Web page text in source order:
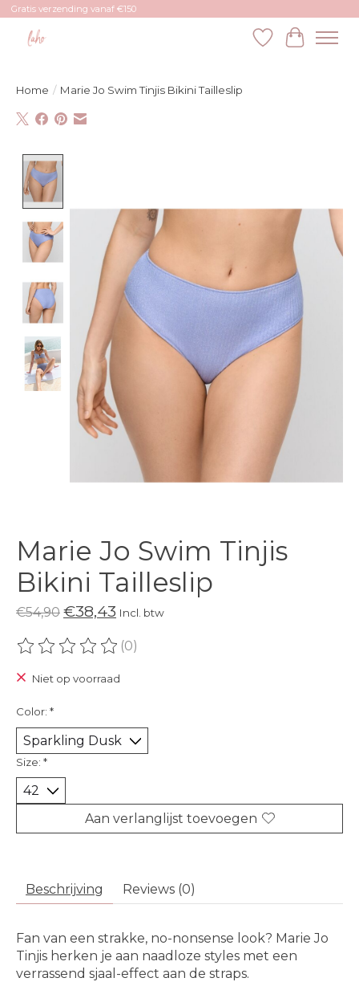
Gratis verzending vanaf €150
Verlanglijst
Home / Marie Jo Swim Tinjis Bikini Tailleslip
Marie Jo Swim Tinjis
Bikini Tailleslip
€54,90 €38,43 Incl. btw
De beoordeling van dit product is
(0)
Niet op voorraad
Color: *
Size: *
Aan verlanglijst toevoegen
Beschrijving Reviews (0)
Fan van een strakke, no-nonsense look? Marie Jo
Tinjis herken je aan naadloze styles met een
verrassend sjaal-effect aan de straps.